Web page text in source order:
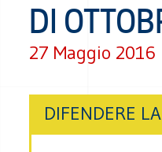
DI
27 Maggio 2016
DIFENDERE